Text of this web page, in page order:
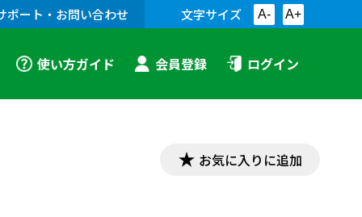
ポート・お問い合わせ 文字サイズ A- A+
使い方ガイド 会員登録 ログイン
お気に入りに追加